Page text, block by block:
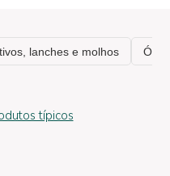
típicos